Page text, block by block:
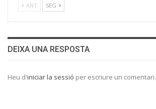
ANT SEG
DEIXA UNA RESPOSTA
Heu d'iniciar la sessió per escriure un comentari.